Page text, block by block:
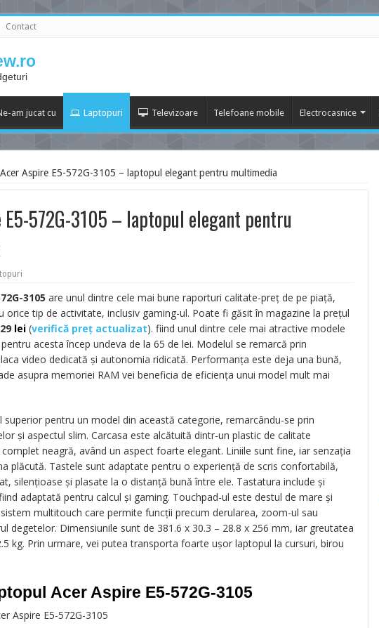
Contact
am jucat cu Laptopuri Televizoare Telefoane mobile Electrocasnice
Acer Aspire E5-572G-3105 – laptopul elegant pentru multimedia
572G-3105 – laptopul elegant pentru
3105 are unul dintre cele mai bune raporturi calitate-preț de pe piață,
orice tip de activitate, inclusiv gaming-ul. Poate fi găsit în magazine la prețul
lei(verifică preț actualizat). fiind unul dintre cele mai atractive modele
acesta încep undeva de la 65 de lei. Modelul se remarcă prin
video dedicată și autonomia ridicată. Performanța este deja una bună,
asupra memoriei RAM vei beneficia de eficiența unui model mult mai
superior pentru un model din această categorie, remarcându-se prin
și aspectul slim. Carcasa este alcătuită dintr-un plastic de calitate
neagră, având un aspect foarte elegant. Liniile sunt fine, iar senzația
plăcută. Tastele sunt adaptate pentru o experiență de scris confortabilă,
silențioase și plasate la o distanță bună între ele. Tastatura include și
adaptată pentru calcul și gaming. Touchpad-ul este destul de mare și
multitouch care permite funcții precum derularea, zoom-ul sau
degetelor. Dimensiunile sunt de 381.6 x 30.3 – 28.8 x 256 mm, iar greutatea
kg. Prin urmare, vei putea transporta foarte ușor laptopul la cursuri, birou
Acer Aspire E5-572G-3105